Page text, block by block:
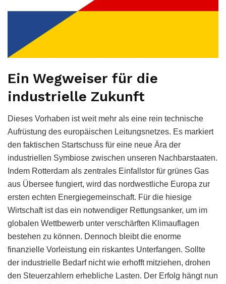
Ein Wegweiser für die
industrielle Zukunft
Dieses Vorhaben ist weit mehr als eine rein technische
Aufrüstung des europäischen Leitungsnetzes. Es markiert
den faktischen Startschuss für eine neue Ära der
industriellen Symbiose zwischen unseren Nachbarstaaten.
Indem Rotterdam als zentrales Einfallstor für grünes Gas
aus Übersee fungiert, wird das nordwestliche Europa zur
ersten echten Energiegemeinschaft. Für die hiesige
Wirtschaft ist das ein notwendiger Rettungsanker, um im
globalen Wettbewerb unter verschärften Klimauflagen
bestehen zu können. Dennoch bleibt die enorme
finanzielle Vorleistung ein riskantes Unterfangen. Sollte
der industrielle Bedarf nicht wie erhofft mitziehen, drohen
den Steuerzahlern erhebliche Lasten. Der Erfolg hängt nun